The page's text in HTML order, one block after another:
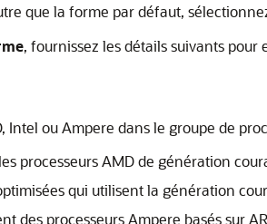
que la forme par défaut,
, fournissez les détails suivants
Intel ou Ampere dans le groupe de
processeurs AMD de génération
qui utilisent la génération
des processeurs Ampere basés sur